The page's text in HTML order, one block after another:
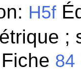
H5f
;
84